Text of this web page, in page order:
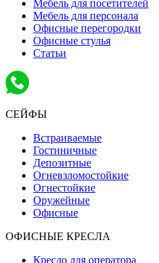
Мебель для посетителей
Мебель для персонала
Офисные перегородки
Офисные стулья
Статьи
СЕЙФЫ
Встраиваемые
Гостиничные
Депозитные
Огневзломостойкие
Огнестойкие
Оружейные
Офисные
ОФИСНЫЕ КРЕСЛА
Кресло для оператора